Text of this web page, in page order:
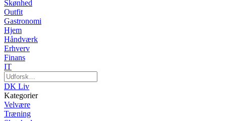
Skønhed
Outfit
Gastronomi
Hjem
Håndværk
Erhverv
Finans
IT
DK Liv
Kategorier
Velvære
Træning